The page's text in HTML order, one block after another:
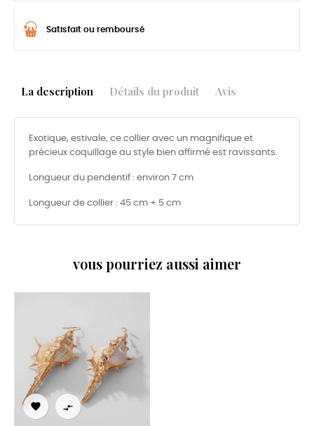
Satisfait ou remboursé
La description Détails du produit Avis
Exotique, estivale, ce collier avec un magnifique et
précieux coquillage au style bien affirmé est ravissants.
Longueur du pendentif : environ 7 cm
Longueur de collier : 45 cm + 5 cm
vous pourriez aussi aimer
 